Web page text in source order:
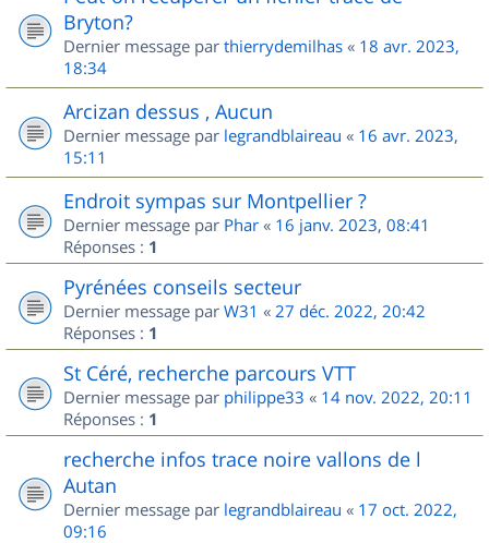
Bryton?
Dernier message par thierrydemilhas « 18 avr. 2023,
18:34
Arcizan dessus , Aucun
Dernier message par legrandblaireau « 16 avr. 2023,
15:11
Endroit sympas sur Montpellier ?
Dernier message par Phar « 16 janv. 2023, 08:41
Réponses : 1
Pyrénées conseils secteur
Dernier message par W31 « 27 déc. 2022, 20:42
Réponses : 1
St Céré, recherche parcours VTT
Dernier message par philippe33 « 14 nov. 2022, 20:11
Réponses : 1
recherche infos trace noire vallons de l
Autan
Dernier message par legrandblaireau « 17 oct. 2022,
09:16